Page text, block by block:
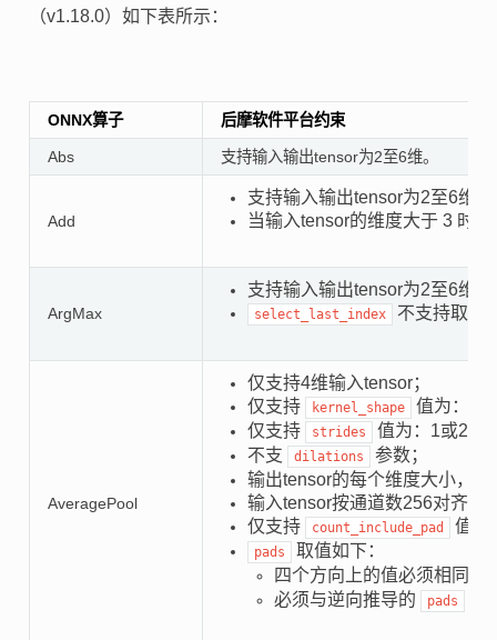
（v1.18.0）如下表所示：
ONNX算子 后摩软件平台约束
Abs 支持输入输出tensor为2至6维。
Add
支持输入输出tensor为2至6维；
当输入tensor的维度大于 3 时
ArgMax
支持输入输出tensor为2至6维；
select_last_index 不支持取值
AveragePool
仅支持4维输入tensor；
仅支持
kernel_shape
值为：[2,
仅支持
strides
值为：1或2；
不支
dilations
参数；
输出tensor的每个维度大小，
输入tensor按通道数256对齐后
仅支持
count_include_pad 值为
pads
取值如下：
四个方向上的值必须相同
必须与逆向推导的
pads